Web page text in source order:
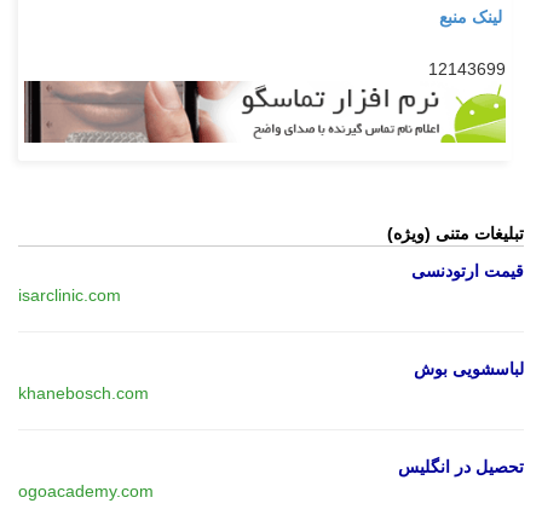
لینک منبع
12143699
تبلیغات متنی (ویژه)
قیمت ارتودنسی
isarclinic.com
لباسشویی بوش
khanebosch.com
تحصیل در انگلیس
ogoacademy.com